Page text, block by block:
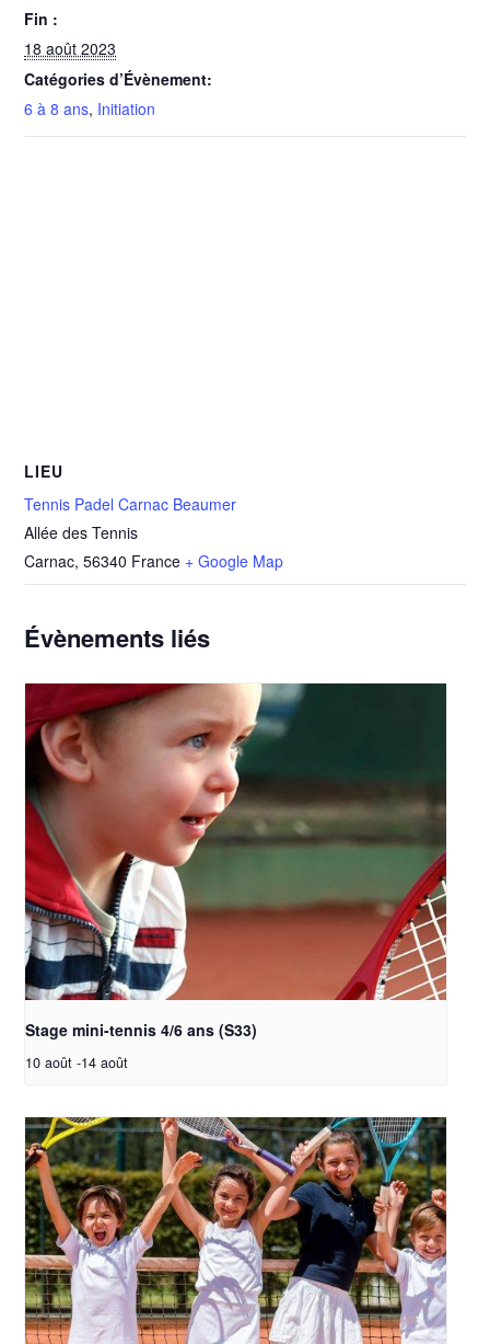
Fin :
18 août 2023
Catégories d’Évènement:
6 à 8 ans, Initiation
LIEU
Tennis Padel Carnac Beaumer
Allée des Tennis
Carnac, 56340 France + Google Map
Évènements liés
Stage mini-tennis 4/6 ans (S33)
10 août -14 août